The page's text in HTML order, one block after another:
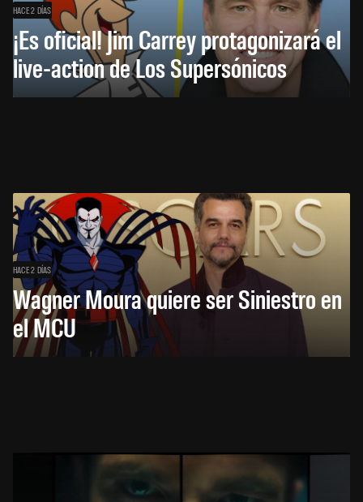
HACE 2 DÍAS
¡Es oficial! Jim Carrey protagonizará el
live-action de Los Supersónicos
HACE 2 DÍAS
Wagner Moura quiere ser Siniestro en
el MCU